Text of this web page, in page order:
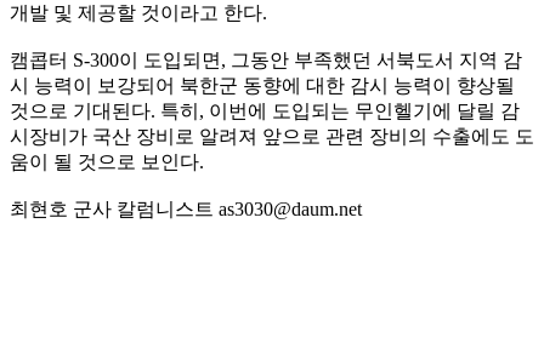
개발 및 제공할 것이라고 한다.
캠콥터 S-300이 도입되면, 그동안 부족했던 서북도서 지역 감
시 능력이 보강되어 북한군 동향에 대한 감시 능력이 향상될
것으로 기대된다. 특히, 이번에 도입되는 무인헬기에 달릴 감
시장비가 국산 장비로 알려져 앞으로 관련 장비의 수출에도 도
움이 될 것으로 보인다.
최현호 군사 칼럼니스트 as3030@daum.net